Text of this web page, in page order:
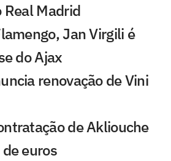
Real Madrid
Jan Virgili é
do Ajax
renovação de Vini
de Akliouche
euros